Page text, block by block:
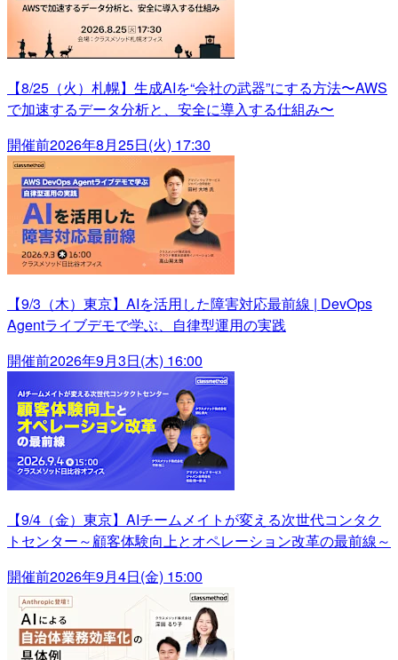
【8/25（火）札幌】生成AIを“会社の武器”にする方法〜AWS
で加速するデータ分析と、安全に導入する仕組み〜
開催前2026年8月25日(火) 17:30
【9/3（木）東京】AIを活用した障害対応最前線 | DevOps
Agentライブデモで学ぶ、自律型運用の実践
開催前2026年9月3日(木) 16:00
【9/4（金）東京】AIチームメイトが変える次世代コンタク
トセンター～顧客体験向上とオペレーション改革の最前線～
開催前2026年9月4日(金) 15:00